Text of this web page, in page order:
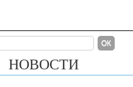
ОК
НОВОСТИ